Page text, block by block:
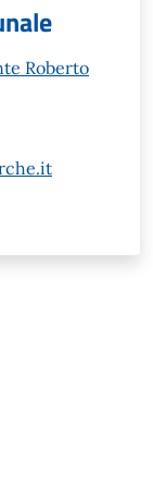
Roberto